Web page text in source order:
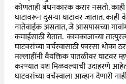
कोणताही बंधनकारक करार नसतो.
घाटावरून दुसऱ्या घाटावर जातात. काही
नातेवाईक असतात, जे आसपासच्या
कमाईसाठी येतात. कामकाजाच्या
घाटवरांच्या वर्चस्वासाठी फारसा धोका
मल्लाहींनी वैयक्तिक पातळीवर घाटवर
करण्यात यश मिळवल्याची उदाहरणे
घाटवरांच्या वर्चस्वाला आव्हान देणारी